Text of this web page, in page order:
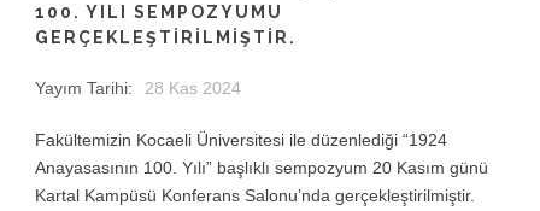
100. YILI SEMPOZYUMU
GERÇEKLEŞTİRİLMİŞTİR.
Yayım Tarihi: 28 Kas 2024
Fakültemizin Kocaeli Üniversitesi ile düzenlediği “1924
Anayasasının 100. Yılı” başlıklı sempozyum 20 Kasım günü
Kartal Kampüsü Konferans Salonu’nda gerçekleştirilmiştir.